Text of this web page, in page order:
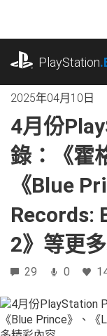
內
PlayStation
2025年04月10日
4月份
錄：《霍
《Blue
Records:
2》等更
29 0